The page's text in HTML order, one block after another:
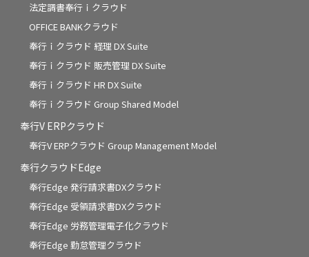
法定調書奉行ｉクラウド
OFFICE BANKクラウド
奉行ｉクラウド 経理 DX Suite
奉行ｉクラウド 販売管理 DX Suite
奉行ｉクラウド HR DX Suite
奉行ｉクラウド Group Shared Model
奉行V ERPクラウド
奉行V ERPクラウド Group Management Model
奉行クラウドEdge
奉行Edge 発行請求書DXクラウド
奉行Edge 受領請求書DXクラウド
奉行Edge 労務管理電子化クラウド
奉行Edge 勤怠管理クラウド